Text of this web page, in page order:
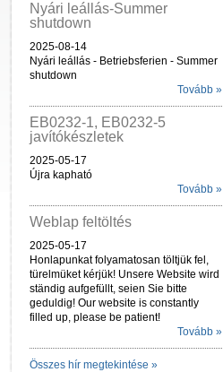
Nyári leállás-Summer
shutdown
2025-08-14
Nyári leállás - Betriebsferien - Summer
shutdown
Tovább »
EB0232-1, EB0232-5
javítókészletek
2025-05-17
Újra kapható
Tovább »
Weblap feltöltés
2025-05-17
Honlapunkat folyamatosan töltjük fel,
türelmüket kérjük! Unsere Website wird
ständig aufgefüllt, seien Sie bitte
geduldig! Our website is constantly
filled up, please be patient!
Tovább »
Összes hír megtekintése »